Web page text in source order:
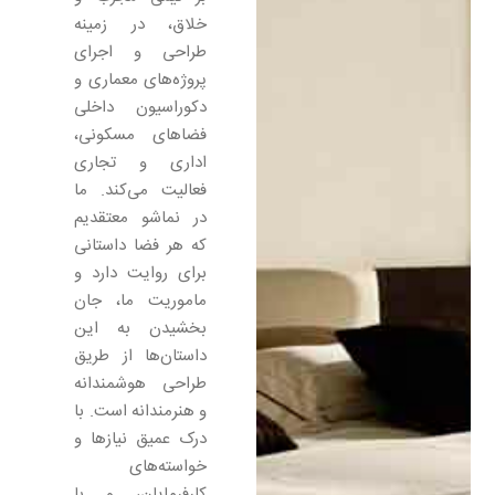
خلاق، در زمینه
طراحی و اجرای
پروژه‌های معماری و
دکوراسیون داخلی
فضاهای مسکونی،
اداری و تجاری
فعالیت می‌کند. ما
در نماشو معتقدیم
که هر فضا داستانی
برای روایت دارد و
ماموریت ما، جان
بخشیدن به این
داستان‌ها از طریق
طراحی هوشمندانه
و هنرمندانه است. با
درک عمیق نیازها و
خواسته‌های